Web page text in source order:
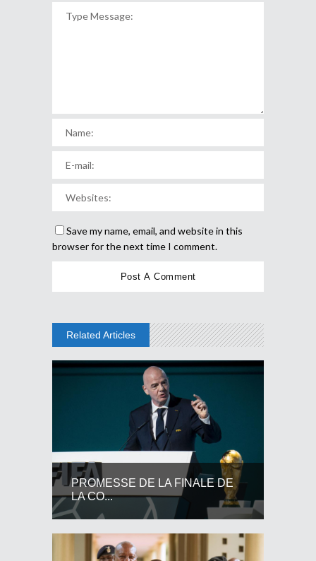
Save my name, email, and website in this
browser for the next time I comment.
Related Articles
PROMESSE DE LA FINALE DE
LA CO...